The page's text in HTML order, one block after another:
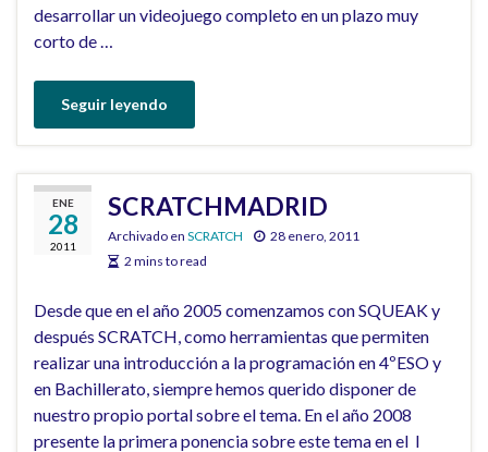
desarrollar un videojuego completo en un plazo muy
corto de …
Seguir leyendo
ENE
28
2011
SCRATCHMADRID
Archivado en SCRATCH
28 enero, 2011
2 mins to read
Desde que en el año 2005 comenzamos con SQUEAK y
después SCRATCH, como herramientas que permiten
realizar una introducción a la programación en 4ºESO y
en Bachillerato, siempre hemos querido disponer de
nuestro propio portal sobre el tema. En el año 2008
presente la primera ponencia sobre este tema en el I